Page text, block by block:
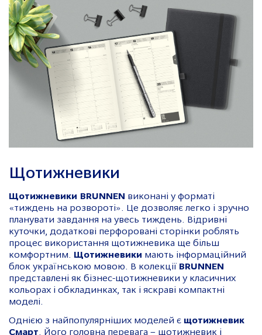
Щотижневики
Щотижневики BRUNNEN виконані у форматі
«тиждень на розвороті». Це дозволяє легко і зручно
планувати завдання на увесь тиждень. Відривні
куточки, додаткові перфоровані сторінки роблять
процес використання щотижневика ще більш
комфортним. Щотижневики мають інформаційний
блок українською мовою. В колекції BRUNNEN
представлені як бізнес-щотижневики у класичних
кольорах і обкладинках, так і яскраві компактні
моделі.
Однією з найпопулярніших моделей є щотижневик
Смарт. Його головна перевага – щотижневик і